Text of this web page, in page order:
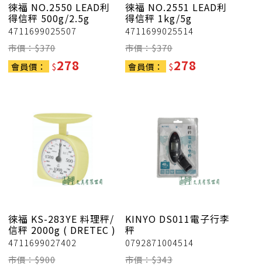
徠福 NO.2550 LEAD利
得信秤 500g/2.5g
4711699025507
市價：$370
會員價：
$278
徠福 NO.2551 LEAD利
得信秤 1kg/5g
4711699025514
市價：$370
會員價：
$278
徠福 KS-283YE 料理秤/
信秤 2000g ( DRETEC )
4711699027402
市價：$900
KINYO DS011電子行李
秤
0792871004514
市價：$343